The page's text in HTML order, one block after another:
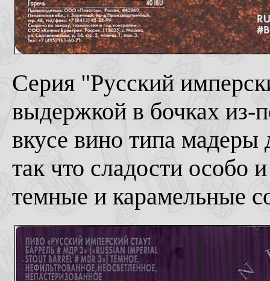
Серия "Русский
выдержкой в бочках из-
вкусе вино типа мадеры
так что сладости особо
темные и карамельные